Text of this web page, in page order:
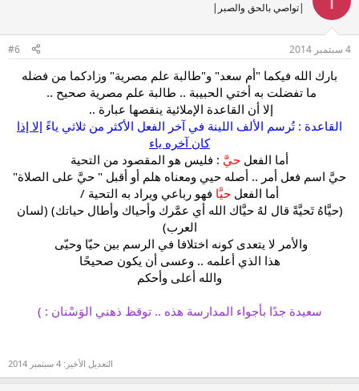
|تواصي بالحق والصبر|
4 سبتمبر 2014 #6
بارك الله فيكما "أم سعد" و"طالبة علم مصرية" وزادكما من فضله
ما تفضلت به أختي الحبيبة .. طالبة علم مصرية صحيح ..
إلا أن القاعدة الإملائية ينقصها عبارة ..
القاعدة : تُرسم الألف اللينة في آخر الفعل الأكثر من ثلاثي ياءً إلا إذا
كان آخره ياء
أما الفعل حيَّ : فليس هو المقصود من التحية
حيَّ اسم فعل أمر .. أصله حيي ومعناه هلم أو أقبل " حيَّ على الصلاة"
أما الفعل حيَّا فهو رباعي ويراد به التحية /
(حيَّاهُ تَحيَّةً قال لهُ حيَّاك الله أي عمَّرك وأحياك وأطال حياتك) (لسان
العرب)
والأمر لا يتعدى كونه اختلافا في الرسم بين حيّا وحيّى
هذا الذي أعلمه .. وعسى أن يكون صحيحًا
والله أعلى وأحكم
سعيدة جدًا بأجواء المدارسة هذه .. توقظ ذهني الوَسْنان : )
التعديل الأخير: 4 سبتمبر 2014